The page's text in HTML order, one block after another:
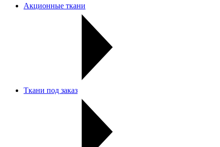
Акционные ткани
Ткани под заказ